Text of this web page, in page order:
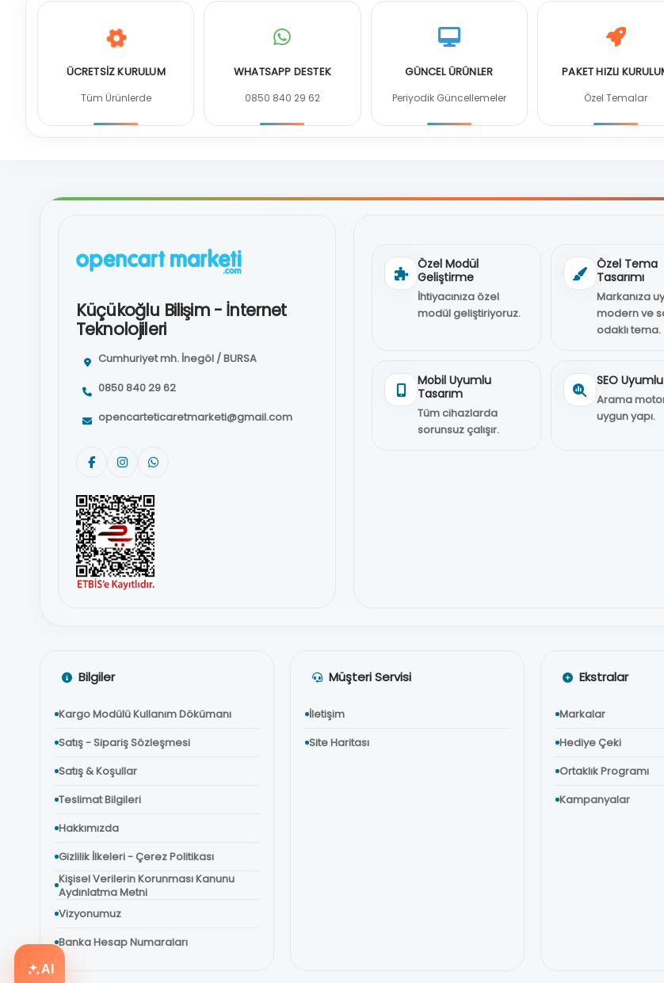
ÜCRETSİZ KURULUM
Tüm Ürünlerde
WHATSAPP DESTEK
0850 840 29 62
GÜNCEL ÜRÜNLER
Periyodik Güncellemeler
PAKET HIZLI
Özel Temalar
Küçükoğlu Bilişim - İnternet
Teknolojileri
Cumhuriyet mh. İnegöl / BURSA
0850 840 29 62
opencarteticaretmarketi@gmail.com
Özel Modül
Geliştirme
İhtiyacınıza özel
modül geliştiriyoruz.
Özel Tema
Tasarımı
Markanıza
modern ve
odaklı tema.
Mobil Uyumlu
Tasarım
Tüm cihazlarda
sorunsuz çalışır.
SEO
Arama
uygun yapı.
Bilgiler
Kargo Modülü Kullanım Dökümanı
Satış - Sipariş Sözleşmesi
Satış & Koşullar
Teslimat Bilgileri
Hakkımızda
Gizlilik İlkeleri - Çerez Politikası
Kişisel Verilerin Korunması Kanunu
Aydınlatma Metni
Vizyonumuz
Banka Hesap Numaraları
Müşteri Servisi
İletişim
Site Haritası
Ekstralar
Markalar
Hediye Çeki
Ortaklık Programı
Kampanyalar
AI